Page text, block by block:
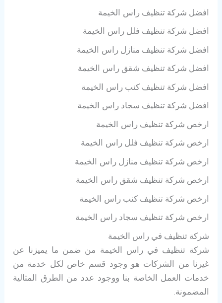
افضل شركة تنظيف راس الخيمة
افضل شركة تنظيف فلل راس الخيمة
افضل شركة تنظيف منازل راس الخيمة
افضل شركة تنظيف شقق راس الخيمة
افضل شركة تنظيف كنب راس الخيمة
افضل شركة تنظيف سجاد راس الخيمة
ارخص شركة تنظيف راس الخيمة
ارخص شركة تنظيف فلل راس الخيمة
ارخص شركة تنظيف منازل راس الخيمة
ارخص شركة تنظيف شقق راس الخيمة
ارخص شركة تنظيف كنب راس الخيمة
ارخص شركة تنظيف سجاد راس الخيمة
شركة تنظيف في راس الخيمة
شركة تنظيف في راس الخيمة من ضمن ما يميزنا عن
غيرنا من الشركات هو وجود قسم خاص لكل خدمة من
خدمات العمل الخاصة بنا ووجود عدد من الطرق المثالية
المضمونة.